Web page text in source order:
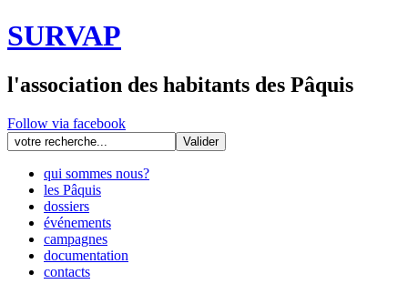
SURVAP
l'association des habitants des Pâquis
Follow via facebook
qui sommes nous?
les Pâquis
dossiers
événements
campagnes
documentation
contacts